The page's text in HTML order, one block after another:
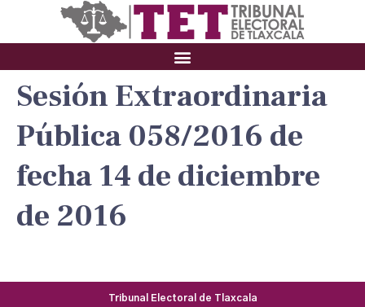
Sesión Extraordinaria
Pública 058/2016 de
fecha 14 de diciembre
de 2016
Tribunal Electoral de Tlaxcala